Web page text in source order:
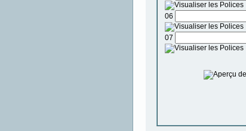
06
07